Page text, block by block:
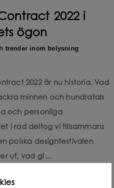
2022 i
ögon
trender inom belysning
2022 är nu historia. Vad
minnen och hundratals
och personliga
i rad deltog vi tillsammans
polska designfestivalen
ut, vad gi ...